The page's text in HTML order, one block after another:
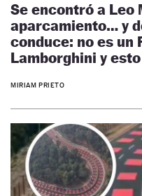
Se encontró a Leo
aparcamiento… y
conduce: no es un
Lamborghini y
MIRIAM PRIETO